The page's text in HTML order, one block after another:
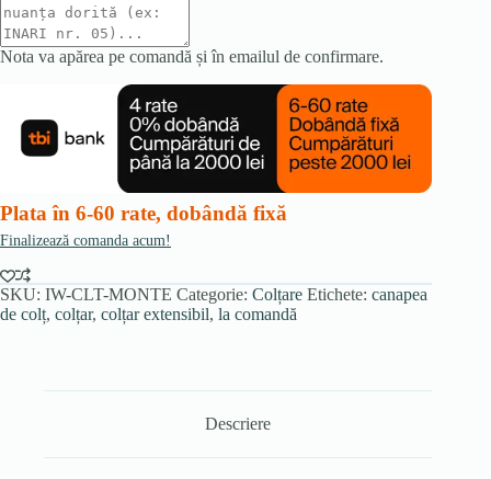
Nota va apărea pe comandă și în emailul de confirmare.
Plata în 6-60 rate, dobândă fixă
Finalizează comanda acum!
SKU: IW-CLT-MONTE Categorie: Colțare Etichete: canapea
de colț, colțar, colțar extensibil, la comandă
Descriere